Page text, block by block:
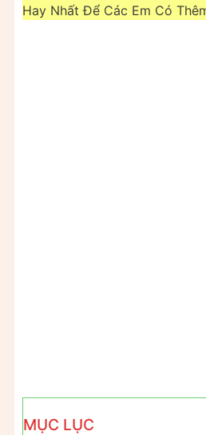
Hay Nhất Để Các Em Có
MỤC LỤC